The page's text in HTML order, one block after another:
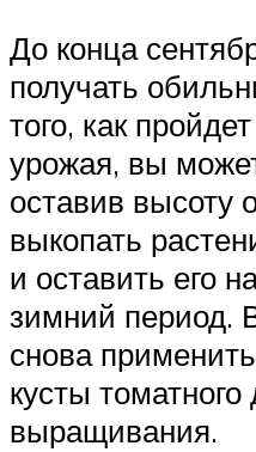
До конца
получать
того, как
урожая, вы
оставив высоту
выкопать
и оставить его
зимний период.
снова
кусты
выращивания.